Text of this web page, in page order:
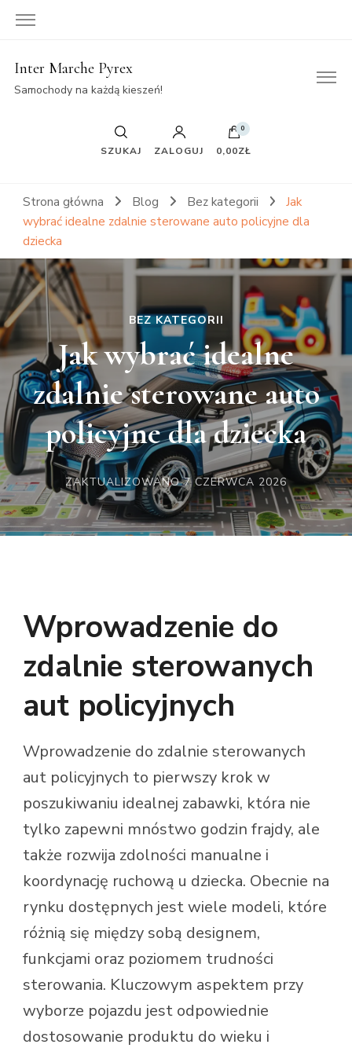
Inter Marche Pyrex
Samochody na każdą kieszeń!
SZUKAJ ZALOGUJ
0
0,00ZŁ
Strona główna Blog Bez kategorii
Jak
wybrać idealne zdalnie sterowane auto policyjne dla
dziecka
BEZ KATEGORII
Jak wybrać idealne
zdalnie sterowane auto
policyjne dla dziecka
ZAKTUALIZOWANO7 CZERWCA 2026
Wprowadzenie do
zdalnie sterowanych
aut policyjnych
Wprowadzenie do zdalnie sterowanych
aut policyjnych to pierwszy krok w
poszukiwaniu idealnej zabawki, która nie
tylko zapewni mnóstwo godzin frajdy, ale
także rozwija zdolności manualne i
koordynację ruchową u dziecka. Obecnie na
rynku dostępnych jest wiele modeli, które
różnią się między sobą designem,
funkcjami oraz poziomem trudności
sterowania. Kluczowym aspektem przy
wyborze pojazdu jest odpowiednie
dostosowanie produktu do wieku i